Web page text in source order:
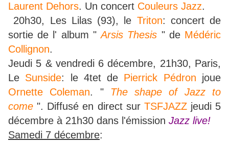
Laurent Dehors. Un concert Couleurs Jazz.
20h30, Les Lilas (93), le Triton: concert de
sortie de l' album "Arsis Thesis " de Médéric
Collignon.
Jeudi 5 & vendredi 6 décembre, 21h30, Paris,
Le Sunside: le 4tet de Pierrick Pédron joue
Ornette Coleman. " The shape of Jazz to
come ". Diffusé en direct sur TSFJAZZjeudi 5
décembre à 21h30 dans l'émission Jazz live!
Samedi 7 décembre: